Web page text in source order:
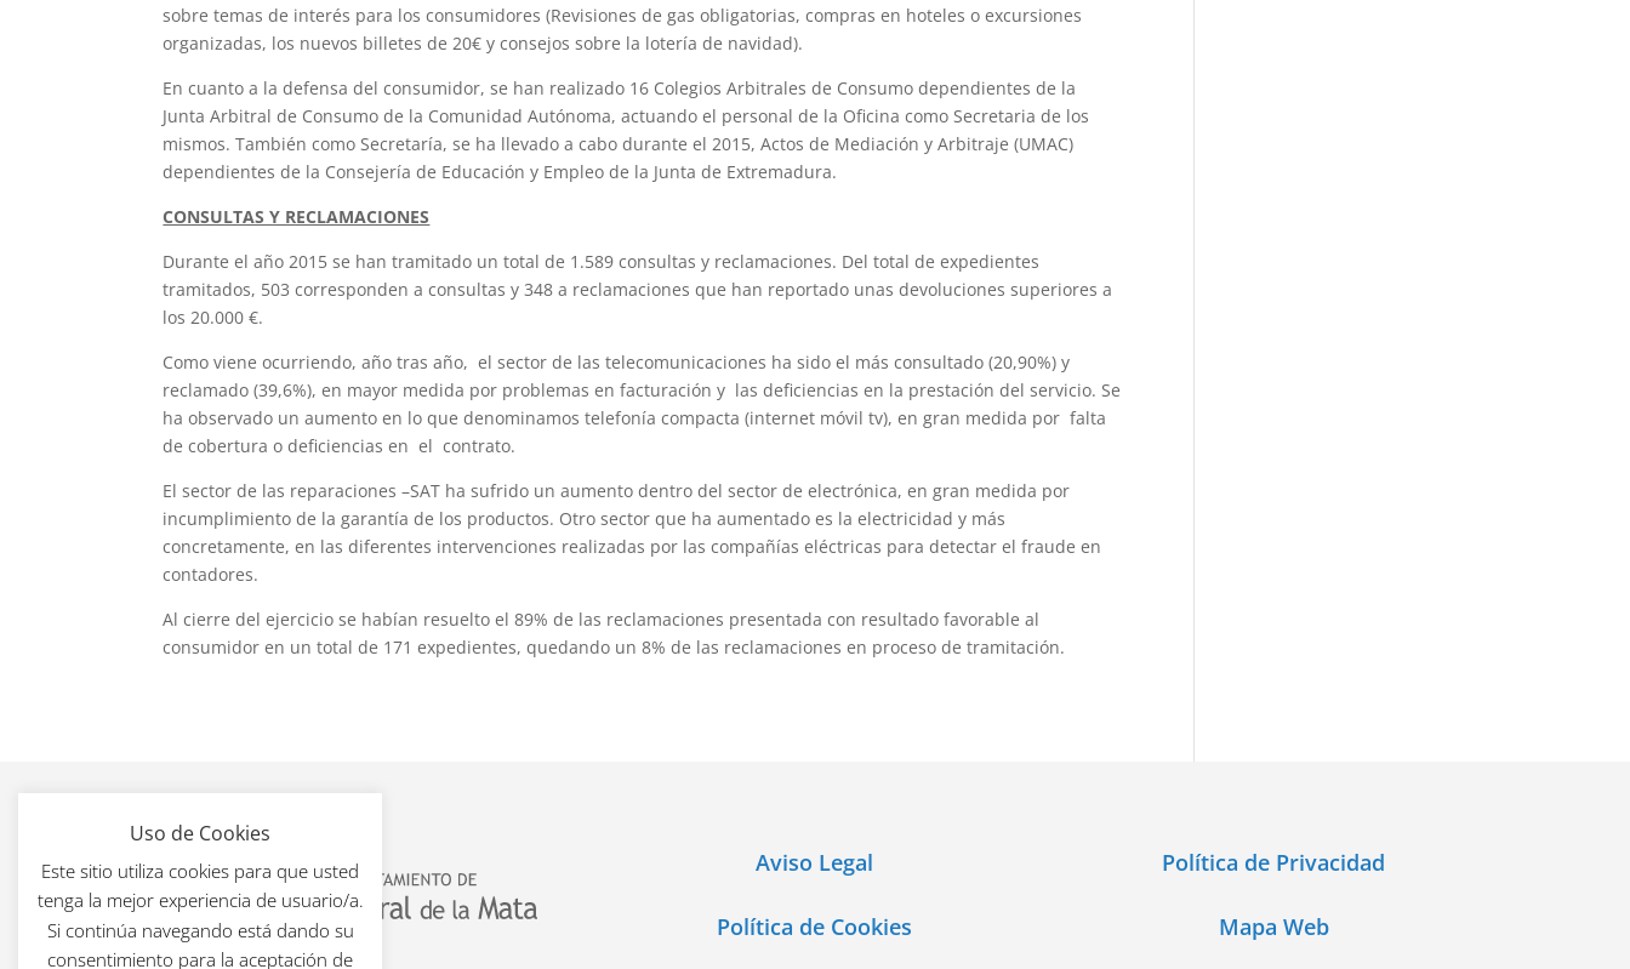
sobre temas de interés para los consumidores (Revisiones de gas obligatorias, compras en hoteles o excursiones
organizadas, los nuevos billetes de 20€ y consejos sobre la lotería de navidad).
En cuanto a la defensa del consumidor, se han realizado 16 Colegios Arbitrales de Consumo dependientes de la
Junta Arbitral de Consumo de la Comunidad Autónoma, actuando el personal de la Oficina como Secretaria de los
mismos. También como Secretaría, se ha llevado a cabo durante el 2015, Actos de Mediación y Arbitraje (UMAC)
dependientes de la Consejería de Educación y Empleo de la Junta de Extremadura.
CONSULTAS Y RECLAMACIONES
Durante el año 2015 se han tramitado un total de 1.589 consultas y reclamaciones. Del total de expedientes
tramitados, 503 corresponden a consultas y 348 a reclamaciones que han reportado unas devoluciones superiores a
los 20.000 €.
Como viene ocurriendo, año tras año, el sector de las telecomunicaciones ha sido el más consultado (20,90%) y
reclamado (39,6%), en mayor medida por problemas en facturación y las deficiencias en la prestación del servicio. Se
ha observado un aumento en lo que denominamos telefonía compacta (internet móvil tv), en gran medida por falta
de cobertura o deficiencias en el contrato.
El sector de las reparaciones –SAT ha sufrido un aumento dentro del sector de electrónica, en gran medida por
incumplimiento de la garantía de los productos. Otro sector que ha aumentado es la electricidad y más
concretamente, en las diferentes intervenciones realizadas por las compañías eléctricas para detectar el fraude en
contadores.
Al cierre del ejercicio se habían resuelto el 89% de las reclamaciones presentada con resultado favorable al
consumidor en un total de 171 expedientes, quedando un 8% de las reclamaciones en proceso de tramitación.
Aviso Legal
Política de Cookies
Política de Privacidad
Mapa Web
Uso de Cookies
Este sitio utiliza cookies para que usted
tenga la mejor experiencia de usuario/a.
Si continúa navegando está dando su
consentimiento para la aceptación de